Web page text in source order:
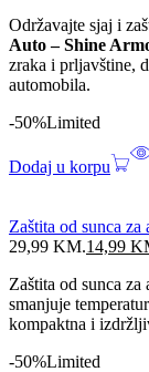
Održavajte sjaj i
Auto – Shine
zraka i prljavštine,
automobila.
-50%Limited
Dodaj u korpu
Zaštita od sunca za
29,99 KM.14,99
Zaštita od sunca
smanjuje
kompaktna i
-50%Limited